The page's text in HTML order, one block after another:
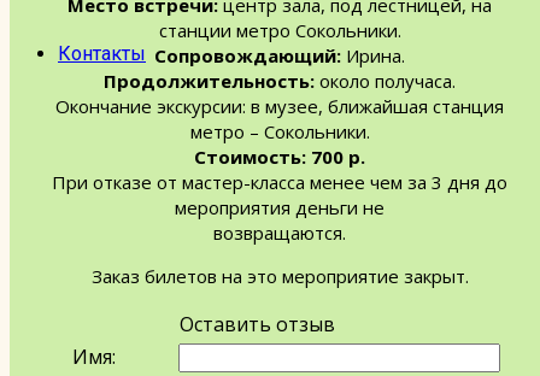
Контакты
Место встречи: центр зала, под лестницей, на
станции метро Сокольники.
Сопровождающий: Ирина.
Продолжительность: около получаса.
Окончание экскурсии: в музее, ближайшая станция
метро – Сокольники.
Стоимость: 700 р.
При отказе от мастер-класса менее чем за 3 дня до
мероприятия деньги не
возвращаются.
Заказ билетов на это мероприятие закрыт.
Оставить отзыв
Имя: